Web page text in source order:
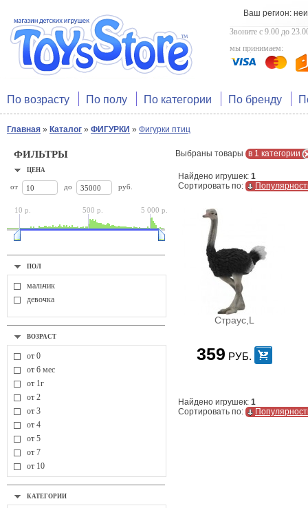
Ваш регион:
Звоните с 9.00 до
мы принимаем:
По возрасту По полу По категории По бренду
Главная » Каталог » ФИГУРКИ » Фигурки птиц
ФИЛЬТРЫ
ЦЕНА
от до руб.
5 000 р.
500 р.
10 р.
ПОЛ
мальчик
девочка
ВОЗРАСТ
от 0
от 6 мес
от 1г
от 2
от 3
от 4
от 5
от 7
от 10
КАТЕГОРИИ
Выбраны товары в 1 категории
Найдено игрушек: 1
Сортировать по:
Страус,L
359 РУБ.
Найдено игрушек: 1
Сортировать по: